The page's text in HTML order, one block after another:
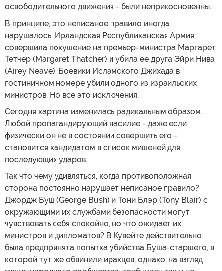
освободительного движения - были неприкосновенны.
В принципе, это неписаное правило иногда
нарушалось. Ирландская Республиканская Армия
совершила покушение на премьер-министра Маргарет
Тетчер (Margaret Thatcher) и убила ее друга Эйри Нива
(Airey Neave). Боевики Исламского Джихада в
гостиничном номере убили одного из израильских
министров. Но все это исключения.
Сегодня картина изменилась радикальным образом.
Любой пропагандирующий насилие - даже если
физически он не в состоянии совершить его -
становится кандидатом в список мишеней для
последующих ударов.
Так что чему удивляться, когда противоположная
сторона постоянно нарушает неписаное правило?
Джордж Буш (George Bush) и Тони Блэр (Tony Blair) с
окружающими их службами безопасности могут
чувствовать себя спокойно, но что ожидает их
министров и дипломатов? В Кувейте действительно
была предпринята попытка убийства Буша-старшего, в
которой тут же обвинили иракцев, однако, на взгляд